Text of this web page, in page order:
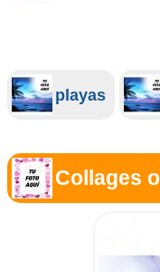
playas
Collages